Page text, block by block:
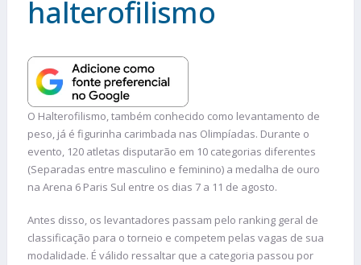
halterofilismo
O Halterofilismo, também conhecido como levantamento de
peso, já é figurinha carimbada nas Olimpíadas. Durante o
evento, 120 atletas disputarão em 10 categorias diferentes
(Separadas entre masculino e feminino) a medalha de ouro
na Arena 6 Paris Sul entre os dias 7 a 11 de agosto.
Antes disso, os levantadores passam pelo ranking geral de
classificação para o torneio e competem pelas vagas de sua
modalidade. É válido ressaltar que a categoria passou por